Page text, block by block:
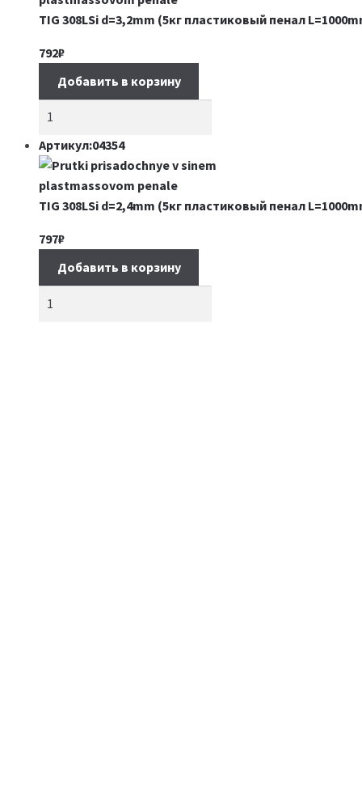
TIG 308LSi d=3,2mm (5кг пластиковый пенал
792₽
Добавить в корзину
Артикул:04354
TIG 308LSi d=2,4mm (5кг пластиковый пенал
797₽
Добавить в корзину